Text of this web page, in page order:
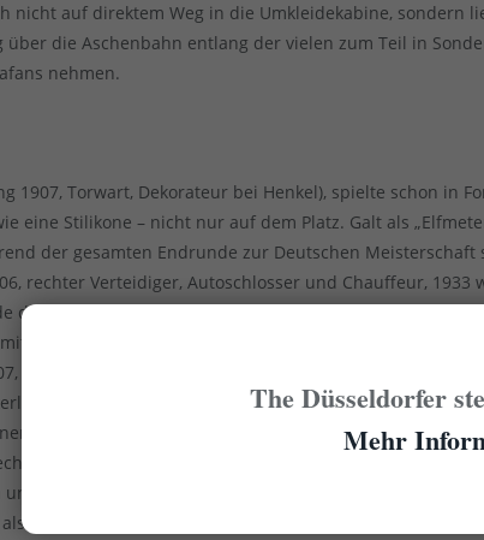
nicht auf direktem Weg in die Umkleidekabine, sondern
über die Aschenbahn entlang der vielen zum Teil in
nehmen.
1907, Torwart, Dekorateur bei Henkel), spielte schon in
eine Stilikone – nicht nur auf dem Platz. Galt als
der gesamten Endrunde zur Deutschen Meisterschaft
rechter Verteidiger, Autoschlosser und Chauffeur, 1933
der 1920er Jahre aus der Pfalz an den Rhein, galt als
nervenschwach, spielte ein solides Finale.
linker Verteidiger, kaufmännischer Angestellter) lernte in
im Endspiel aus Sicherheitsgründen seine beim
Hälfte.
Läufer, gelernter Maurer, wahrscheinlich arbeitslos)
stand erst am Anfang seiner großen (internationalen)
„Rastelli des Fußballs“.
The Düsseldorfer
Mehr